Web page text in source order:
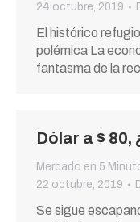
24 octubre, 2019
El histórico
polémica La
fantasma de la
Dólar a $
Mercado en 5
22 octubre, 2019
Se sigue